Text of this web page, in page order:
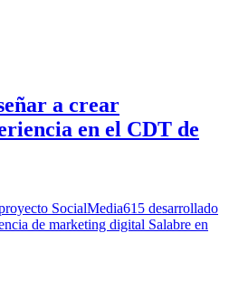
a crear
en el CDT de